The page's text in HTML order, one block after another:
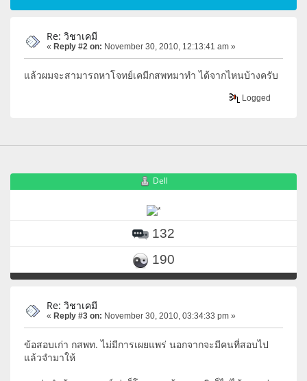
Re: วิชาเคมี
« Reply #2 on: November 30, 2010, 12:13:41 am »
แล้วผมจะสามารถหาโจทย์เคมีกสพทมาทำ ได้จากไหนบ้างครับ
Logged
Dell
132
190
Re: วิชาเคมี
« Reply #3 on: November 30, 2010, 03:34:33 pm »
ข้อสอบเก่า กสพท. ไม่มีการเผยแพร่ นอกจากจะมีคนที่สอบไป
แล้วจำมาให้